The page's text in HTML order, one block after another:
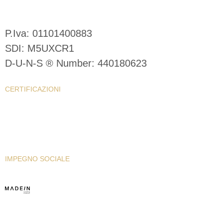
P.Iva: 01101400883
SDI: M5UXCR1
D-U-N-S ® Number: 440180623
CERTIFICAZIONI
IMPEGNO SOCIALE